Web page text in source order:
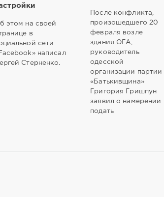
этом на своей
в
сети
написал
Стерненко.
После конфликта,
произошедшего 20
февраля возле
здания ОГА,
руководитель
одесской
организации партии
«Батькивщина»
Григория Гришпун
заявил о намерении
подать